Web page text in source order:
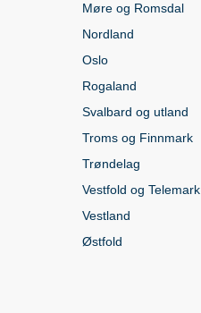
Møre og Romsdal
Nordland
Oslo
Rogaland
Svalbard og utland
Troms og Finnmark
Trøndelag
Vestfold og Telemark
Vestland
Østfold